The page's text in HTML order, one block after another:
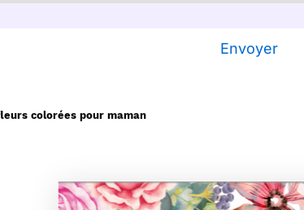
Envoyer
colorées pour maman